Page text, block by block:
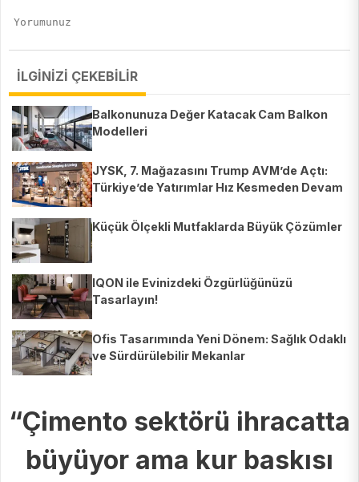
İLGİNİZİ ÇEKEBİLİR
Balkonunuza Değer Katacak Cam Balkon
Modelleri
JYSK, 7. Mağazasını Trump AVM’de Açtı:
Türkiye’de Yatırımlar Hız Kesmeden Devam
Küçük Ölçekli Mutfaklarda Büyük Çözümler
IQON ile Evinizdeki Özgürlüğünüzü
Tasarlayın!
Ofis Tasarımında Yeni Dönem: Sağlık Odaklı
ve Sürdürülebilir Mekanlar
“Çimento sektörü ihracatta
büyüyor ama kur baskısı